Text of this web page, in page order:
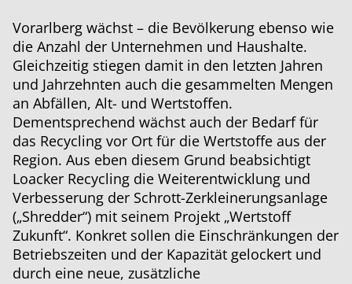
Vorarlberg wächst – die Bevölkerung ebenso wie
die Anzahl der Unternehmen und Haushalte.
Gleichzeitig stiegen damit in den letzten Jahren
und Jahrzehnten auch die gesammelten Mengen
an Abfällen, Alt- und Wertstoffen.
Dementsprechend wächst auch der Bedarf für
das Recycling vor Ort für die Wertstoffe aus der
Region. Aus eben diesem Grund beabsichtigt
Loacker Recycling die Weiterentwicklung und
Verbesserung der Schrott-Zerkleinerungsanlage
(„Shredder“) mit seinem Projekt „Wertstoff
Zukunft“. Konkret sollen die Einschränkungen der
Betriebszeiten und der Kapazität gelockert und
durch eine neue, zusätzliche